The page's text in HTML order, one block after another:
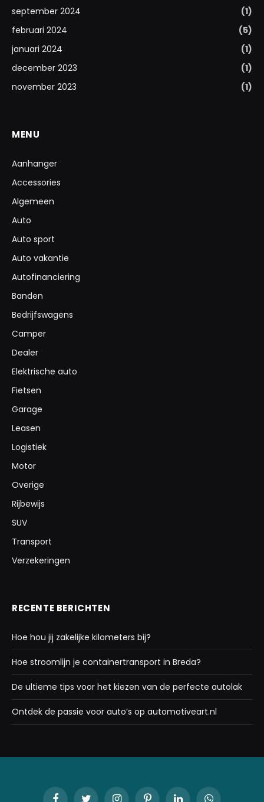
september 2024
(1)
februari 2024
(5)
januari 2024
(1)
december 2023
(1)
november 2023
(1)
MENU
Aanhanger
Accessories
Algemeen
Auto
Auto sport
Auto vakantie
Autofinanciering
Banden
Bedrijfswagens
Camper
Dealer
Elektrische auto
Fietsen
Garage
Leasen
Logistiek
Motor
Overige
Rijbewijs
SUV
Transport
Verzekeringen
RECENTE BERICHTEN
Hoe hou jij zakelijke kilometers bij?
Hoe stroomlijn je containertransport in Breda?
De ultieme tips voor het kiezen van de perfecte autolak
Ontdek de passie voor auto’s op automotiveart.nl